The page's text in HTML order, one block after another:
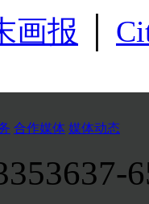
画报
合作媒体 媒体动态